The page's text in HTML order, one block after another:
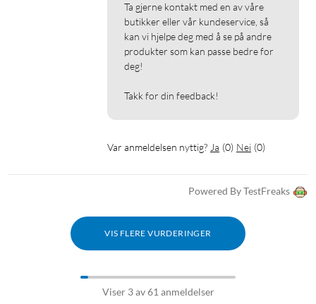
Ta gjerne kontakt med en av våre
butikker eller vår kundeservice, så
kan vi hjelpe deg med å se på andre
produkter som kan passe bedre for
deg!
Takk for din feedback!
Var anmeldelsen nyttig? Ja (0) Nei (0)
Powered By TestFreaks
VIS FLERE VURDERINGER
Viser 3 av 61 anmeldelser